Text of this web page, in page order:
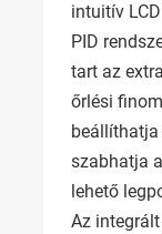
intuitív
PID
tart az
őrlési
beállíthatja
szabhatja
lehető
Az